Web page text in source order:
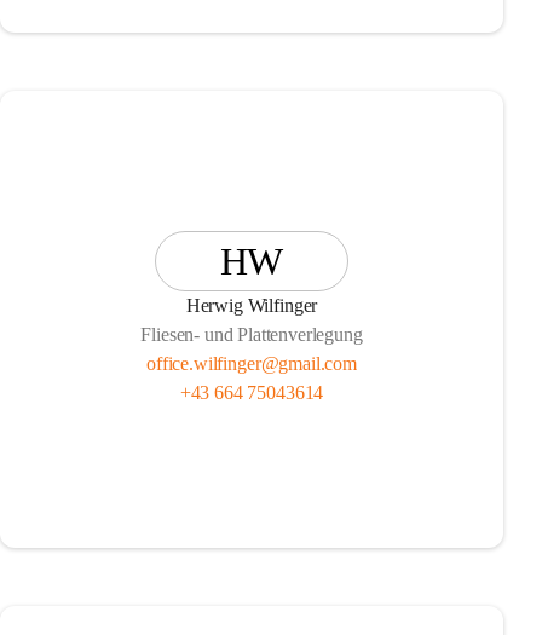
HW
Herwig Wilfinger
Fliesen- und Plattenverlegung
office.wilfinger@gmail.com
+43 664 75043614